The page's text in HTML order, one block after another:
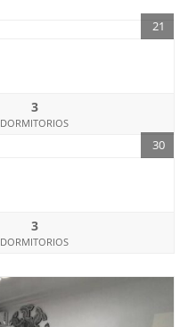
21
3
DORMITORIOS
30
3
DORMITORIOS